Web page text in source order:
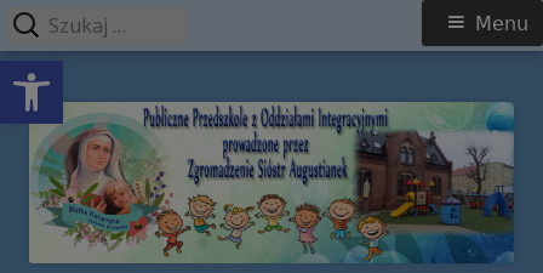
Open toolbar
Przeskocz
treści
Publiczne Przedszkole z Oddziałami
Integracyjnymi prowadzone przez
Zgromadzenie Sióstr Augustianek
Menu
główne
Menu